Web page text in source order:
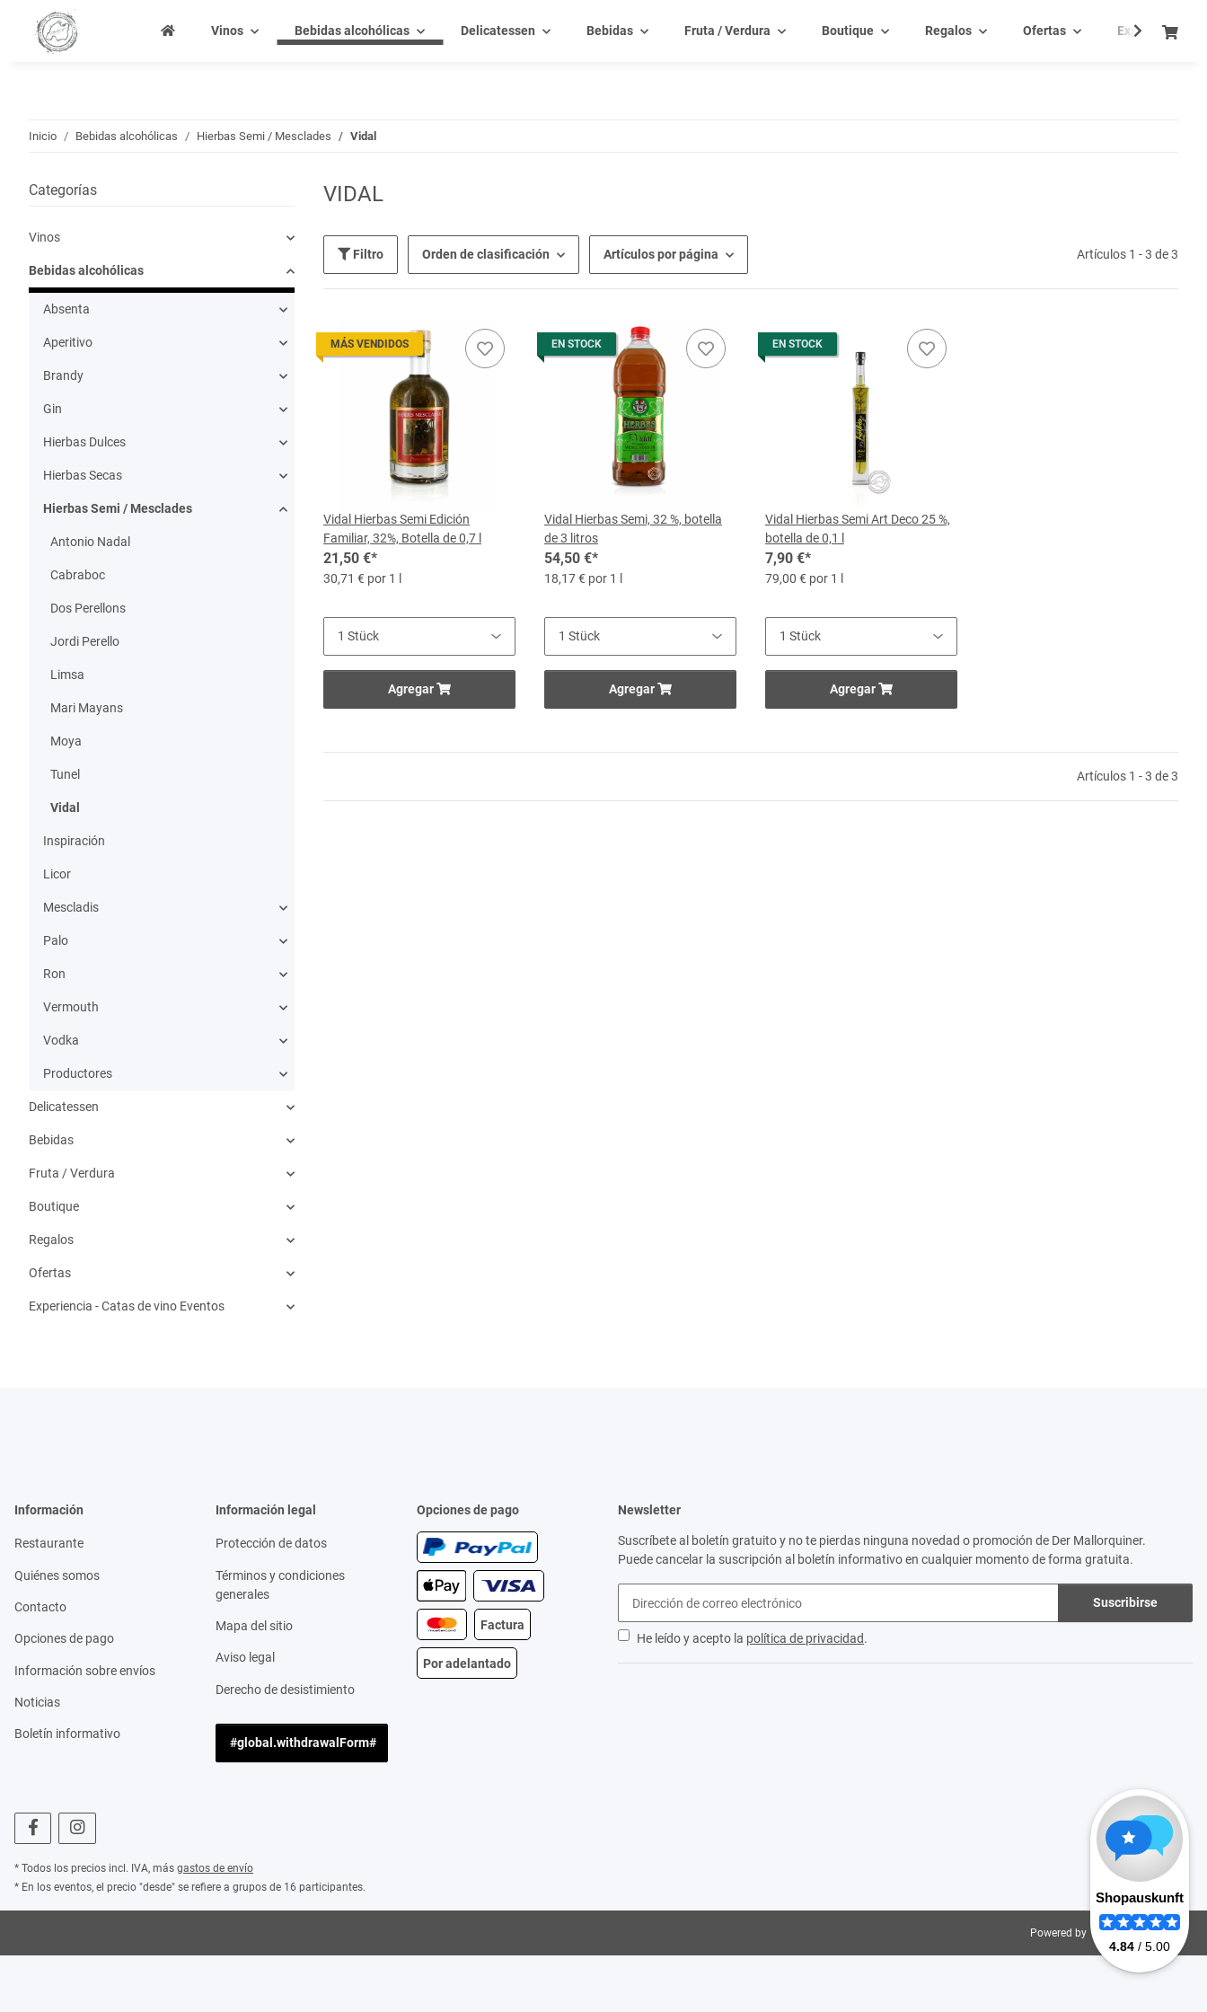
Vinos Bebidas alcohólicas Delicatessen Bebidas Fruta / Verdura Boutique Regalos Ofertas Experiencia -
Inicio Bebidas alcohólicas Hierbas Semi / Mesclades Vidal
VIDAL
Filtro Orden de clasificación Artículos por página Artículos 1 - 3 de 3
MÁS VENDIDOS
Vidal Hierbas Semi Edición
Familiar, 32%, Botella de 0,7 l
21,50 €*
30,71 € por 1 l
Agregar
EN STOCK
Vidal Hierbas Semi, 32 %, botella
de 3 litros
54,50 €*
18,17 € por 1 l
Agregar
EN STOCK
Vidal Hierbas Semi Art Deco 25 %,
botella de 0,1 l
7,90 €*
79,00 € por 1 l
Agregar
Artículos 1 - 3 de 3
Categorías
Vinos
Bebidas alcohólicas
Absenta
Aperitivo
Brandy
Gin
Hierbas Dulces
Hierbas Secas
Hierbas Semi / Mesclades
Antonio Nadal
Cabraboc
Dos Perellons
Jordi Perello
Limsa
Mari Mayans
Moya
Tunel
Vidal
Inspiración
Licor
Mescladis
Palo
Ron
Vermouth
Vodka
Productores
Delicatessen
Bebidas
Fruta / Verdura
Boutique
Regalos
Ofertas
Experiencia - Catas de vino Eventos
Información
Restaurante
Quiénes somos
Contacto
Opciones de pago
Información sobre envíos
Noticias
Boletín informativo
Información legal
Protección de datos
Términos y condiciones
generales
Mapa del sitio
Aviso legal
Derecho de desistimiento
#global.withdrawalForm#
Opciones de pago
Factura
Por adelantado
Newsletter
Suscríbete al boletín gratuito y no te pierdas ninguna novedad o promoción de Der Mallorquiner.
Puede cancelar la suscripción al boletín informativo en cualquier momento de forma gratuita.
Suscribirse
He leído y acepto la política de privacidad.
* Todos los precios incl. IVA, más gastos de envío
* En los eventos, el precio "desde" se refiere a grupos de 16 participantes.
Powered by JTL-Shop